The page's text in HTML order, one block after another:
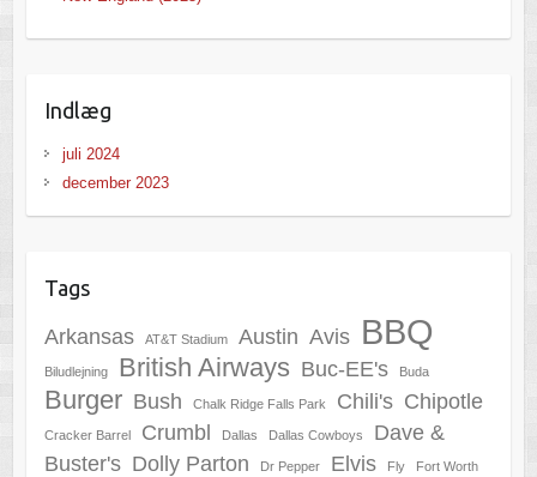
Indlæg
juli 2024
december 2023
Tags
Arkansas AT&T Stadium Austin Avis BBQ
Biludlejning British Airways Buc-EE's Buda
Burger Bush Chalk Ridge Falls Park Chili's Chipotle
Cracker Barrel Crumbl Dallas Dallas Cowboys
Dave &
Buster's Dolly Parton Dr Pepper Elvis Fly Fort Worth